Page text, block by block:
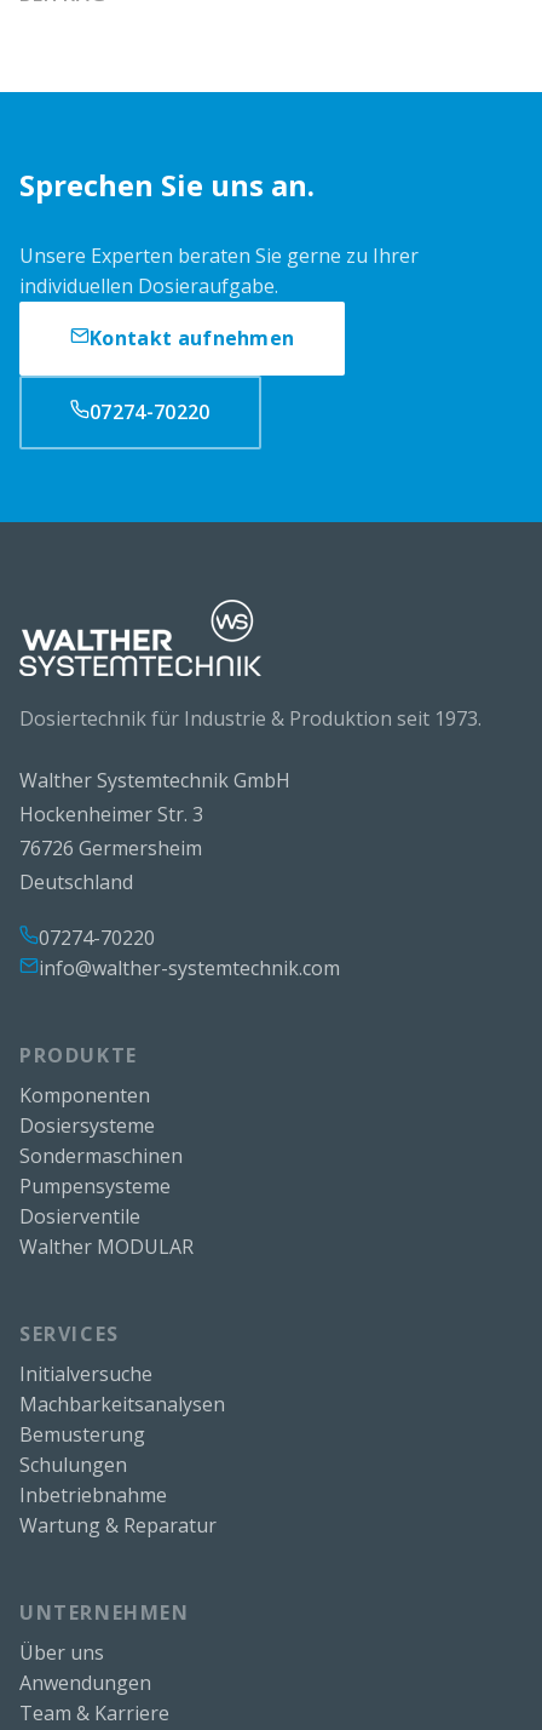
Sprechen Sie uns an.
Unsere Experten beraten Sie gerne zu Ihrer
individuellen Dosieraufgabe.
Kontakt aufnehmen
07274-70220
Dosiertechnik für Industrie & Produktion seit 1973.
Walther Systemtechnik GmbH
Hockenheimer Str. 3
76726 Germersheim
Deutschland
07274-70220
info@walther-systemtechnik.com
PRODUKTE
Komponenten
Dosiersysteme
Sondermaschinen
Pumpensysteme
Dosierventile
Walther MODULAR
SERVICES
Initialversuche
Machbarkeitsanalysen
Bemusterung
Schulungen
Inbetriebnahme
Wartung & Reparatur
UNTERNEHMEN
Über uns
Anwendungen
Team & Karriere